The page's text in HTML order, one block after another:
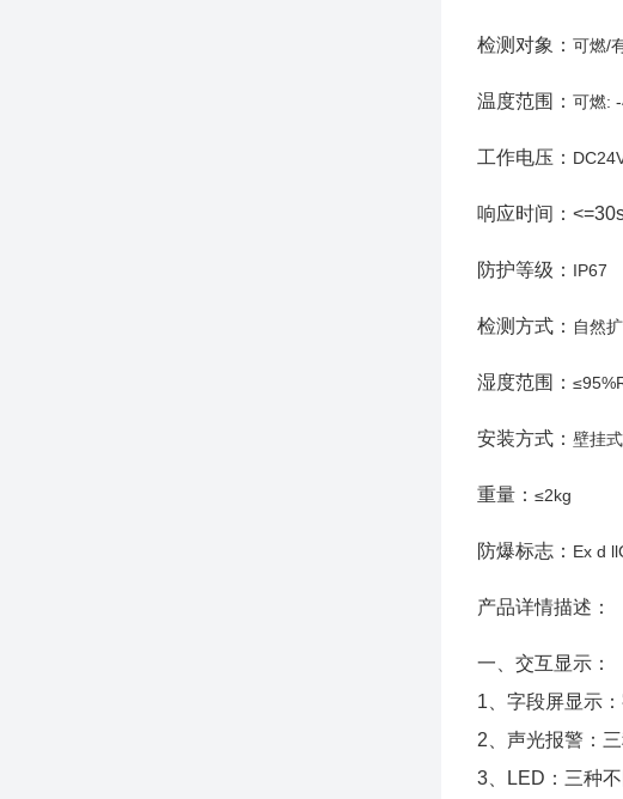
检测对象： 可燃/
温度范围： 可燃:
工作电压：
响应时间：
防护等级： IP67
检测方式： 自然
湿度范围：
安装方式： 壁挂
重量： ≤2kg
防爆标志： Ex d
产品详情描述：
一、交互显示：
1、字段屏显示
2、声光报警：
3、LED：三种